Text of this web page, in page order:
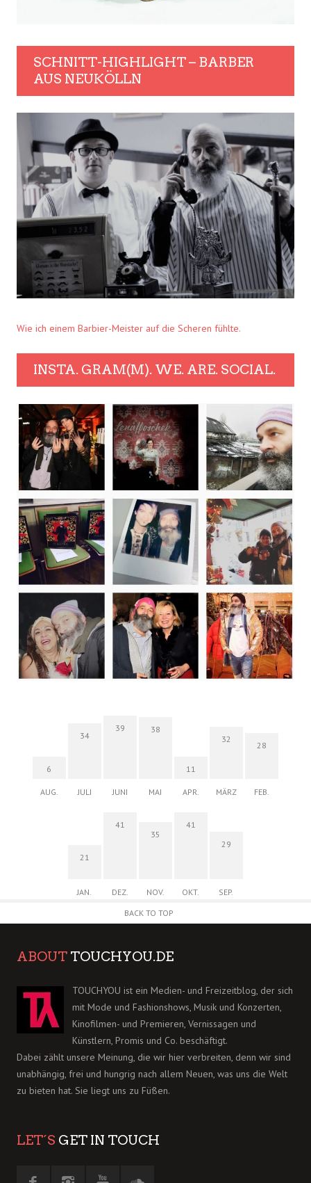
SCHNITT-HIGHLIGHT – BARBER
AUS NEUKÖLLN
Wie ich einem Barbier-Meister auf die Scheren fühlte.
INSTA. GRAM(M). WE. ARE. SOCIAL.
6
AUG.
34
JULI
39
JUNI
38
MAI
11
APR.
32
MÄRZ
28
FEB.
21
JAN.
41
DEZ.
35
NOV.
41
OKT.
29
SEP.
BACK TO TOP
ABOUT TOUCHYOU.DE
TOUCHYOU ist ein Medien- und Freizeitblog, der sich
mit Mode und Fashionshows, Musik und Konzerten,
Kinofilmen- und Premieren, Vernissagen und
Künstlern, Promis und Co. beschäftigt.
Dabei zählt unsere Meinung, die wir hier verbreiten, denn wir sind
unabhängig, frei und hungrig nach allem Neuen, was uns die Welt
zu bieten hat. Sie liegt uns zu Füßen.
LET´S GET IN TOUCH